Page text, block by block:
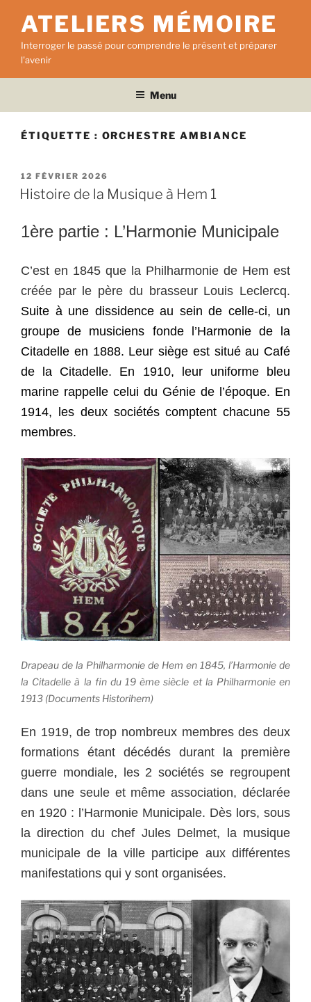
contenu
principal
ATELIERS MÉMOIRE
Interroger le passé pour comprendre le présent et préparer
l'avenir
Menu
ÉTIQUETTE : ORCHESTRE AMBIANCE
PUBLIÉ
LE
12 FÉVRIER 2026
Histoire de la Musique à Hem 1
1ère partie : L’Harmonie Municipale
C’est en 1845 que la Philharmonie de Hem est
créée par le père du brasseur Louis Leclercq.
Suite à une dissidence au sein de celle-ci, un
groupe de musiciens fonde l’Harmonie de la
Citadelle en 1888. Leur siège est situé au Café
de la Citadelle. En 1910, leur uniforme bleu
marine rappelle celui du Génie de l’époque. En
1914, les deux sociétés comptent chacune 55
membres.
Drapeau de la Philharmonie de Hem en 1845, l’Harmonie de
la Citadelle à la fin du 19 ème siècle et la Philharmonie en
1913 (Documents Historihem)
En 1919, de trop nombreux membres des deux
formations étant décédés durant la première
guerre mondiale, les 2 sociétés se regroupent
dans une seule et même association, déclarée
en 1920 : l’Harmonie Municipale. Dès lors, sous
la direction du chef Jules Delmet, la musique
municipale de la ville participe aux différentes
manifestations qui y sont organisées.